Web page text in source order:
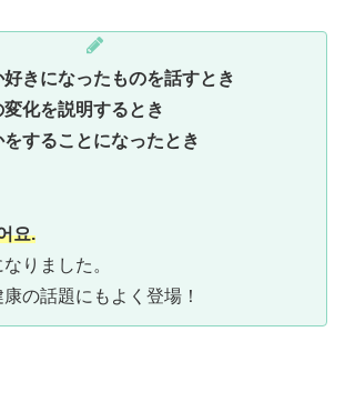
好きになったものを話すとき
変化を説明するとき
をすることになったとき
요.
りました。
の話題にもよく登場！